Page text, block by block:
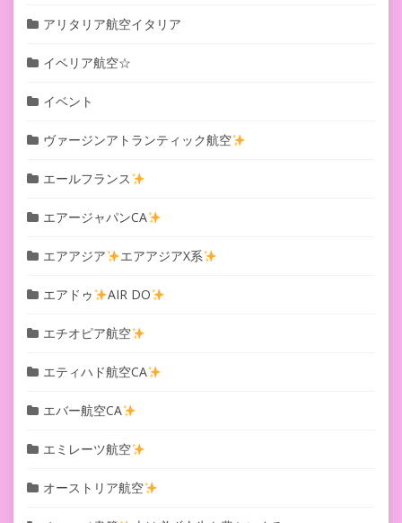
アリタリア航空イタリア
イベリア航空☆
イベント
ヴァージンアトランティック航空
エールフランス
エアージャパンCA
エアアジア エアアジアX系
エアドゥ AIR DO
エチオピア航空
エティハド航空CA
エバー航空CA
エミレーツ航空
オーストリア航空